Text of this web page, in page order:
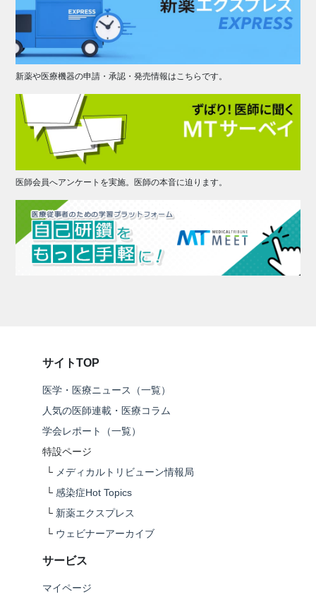
新薬や医療機器の申請・承認・発売情報はこちらです。
医師会員へアンケートを実施。医師の本音に迫ります。
サイトTOP
医学・医療ニュース（一覧）
人気の医師連載・医療コラム
学会レポート（一覧）
特設ページ
└ メディカルトリビューン情報局
└ 感染症Hot Topics
└ 新薬エクスプレス
└ ウェビナーアーカイブ
サービス
マイページ